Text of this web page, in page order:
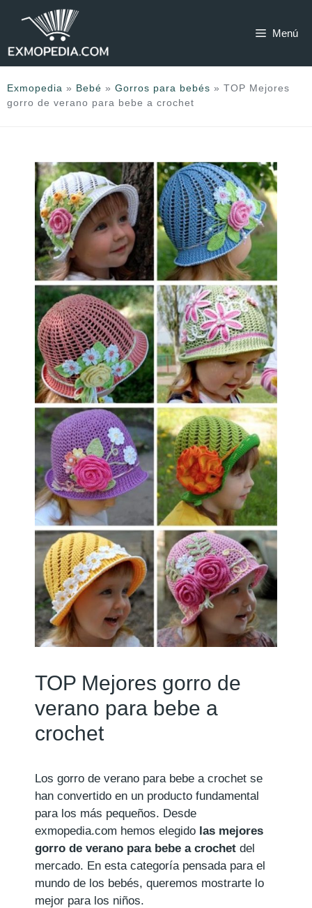
Menú
Exmopedia » Bebé » Gorros para bebés » TOP Mejores
gorro de verano para bebe a crochet
TOP Mejores gorro de
verano para bebe a
crochet
Los gorro de verano para bebe a crochet se
han convertido en un producto fundamental
para los más pequeños. Desde
exmopedia.com hemos elegido las mejores
gorro de verano para bebe a crochet del
mercado. En esta categoría pensada para el
mundo de los bebés, queremos mostrarte lo
mejor para los niños.